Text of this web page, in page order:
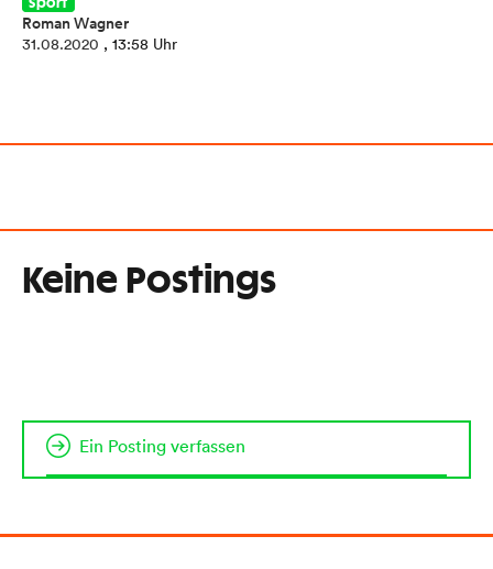
Sport
Roman Wagner
31.08.2020 , 13:58 Uhr
Keine Postings
Ein Posting verfassen